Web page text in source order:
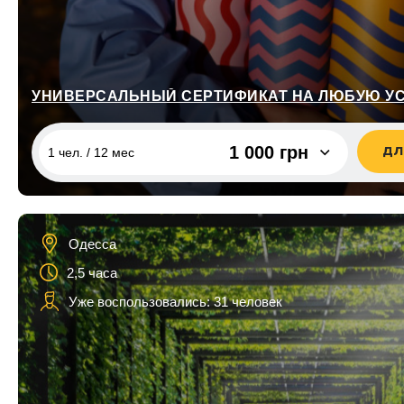
Тернополь
Ужгород
Чернигов
Для семьи
Для друзей
Для детей
для сына
для дочки
для бабушки
для кумы
для кума
1 чел. / 12 мес 1 000 грн
1 чел. / 12 мес 400 грн
1 чел. / 12 мес
22 000
грн
1 чел. / 12 мес 500 грн
1 чел. / 12 мес 700 грн
1 чел. / 12 мес 1 300 грн
Одесса
2,5 часа
Уже воспользовались: 31 человек